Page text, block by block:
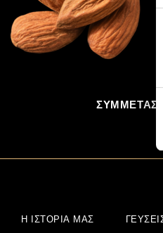
Η ΙΣΤΟΡΊΑ ΜΑΣ